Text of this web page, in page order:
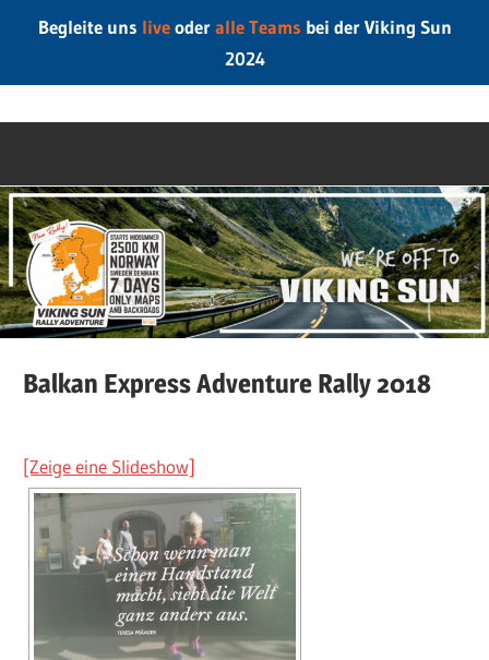
Begleite uns liveoderalle Teams bei der Viking Sun
2024
Balkan Express Adventure Rally 2018
[Zeige eine Slideshow]